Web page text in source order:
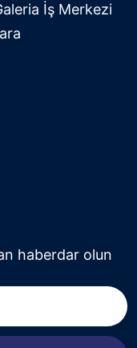
İş Merkezi
haberdar olun